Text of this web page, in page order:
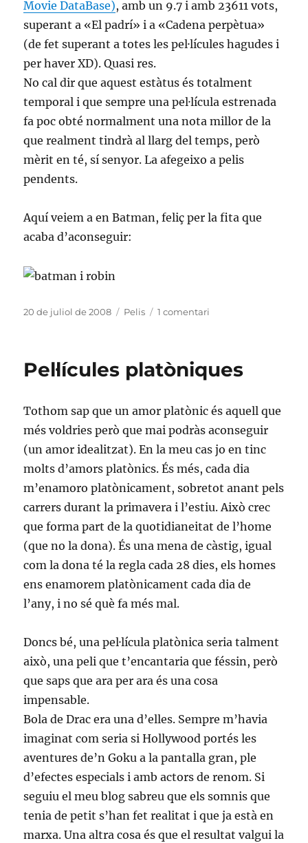
Movie DataBase), amb un 9.7 i amb 23611 vots,
superant a «El padrí» i a «Cadena perpètua»
(de fet superant a totes les pel·lícules hagudes i
per haver XD). Quasi res.
No cal dir que aquest estàtus és totalment
temporal i que sempre una pel·lícula estrenada
fa poc obté normalment una nota millor de la
que realment tindrà al llarg del temps, però
mèrit en té, sí senyor. La afegeixo a pelis
pendents.
Aquí veiem a en Batman, feliç per la fita que
acaba d’aconseguir:
Publicat
20 de juliol de 2008 Categories
Pelis 1 comentari
Pel·lícules platòniques
Tothom sap que un amor platònic és aquell que
més voldries però que mai podràs aconseguir
(un amor idealitzat). En la meu cas jo en tinc
molts d’amors platònics. És més, cada dia
m’enamoro platònicament, sobretot anant pels
carrers durant la primavera i l’estiu. Això crec
que forma part de la quotidianeitat de l’home
(que no la dona). És una mena de càstig, igual
com la dona té la regla cada 28 dies, els homes
ens enamorem platònicament cada dia de
l’any, i no sé què fa més mal.
Doncs bé, una pel·lícula platònica seria talment
això, una peli que t’encantaria que féssin, però
que saps que ara per ara és una cosa
impensable.
Bola de Drac era una d’elles. Sempre m’havia
imaginat com seria si Hollywood portés les
aventures de’n Goku a la pantalla gran, ple
d’efectes especials i amb actors de renom. Si
seguiu el meu blog sabreu que els somnis que
tenia de petit s’han fet realitat i que ja està en
marxa. Una altra cosa és que el resultat valgui la